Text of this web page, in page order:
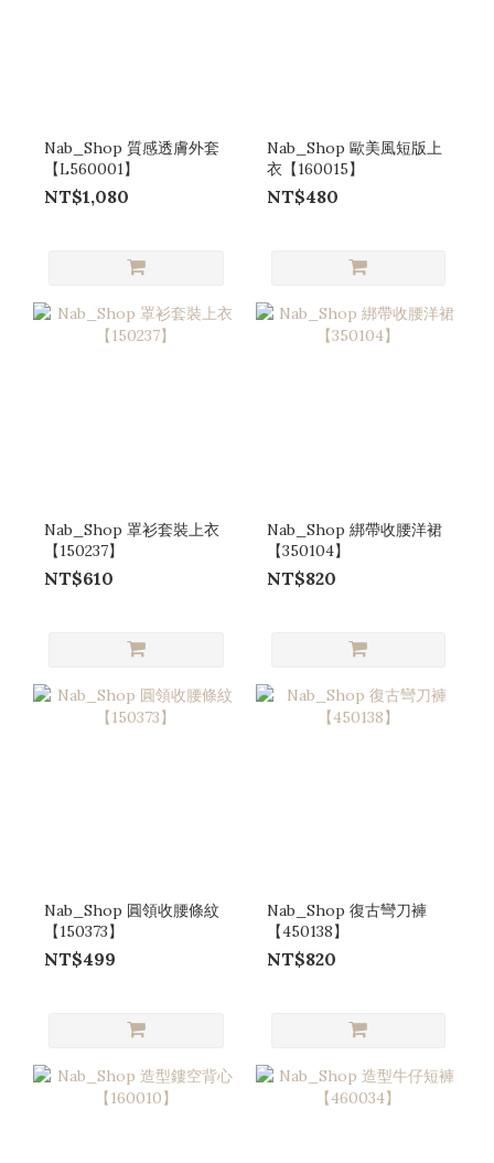
Nab_Shop 質感透膚外套
【L560001】
NT$1,080
Nab_Shop 歐美風短版上
衣【160015】
NT$480
Nab_Shop 罩衫套裝上衣
【150237】
NT$610
Nab_Shop 綁帶收腰洋裙
【350104】
NT$820
Nab_Shop 圓領收腰條紋
【150373】
NT$499
Nab_Shop 復古彎刀褲
【450138】
NT$820